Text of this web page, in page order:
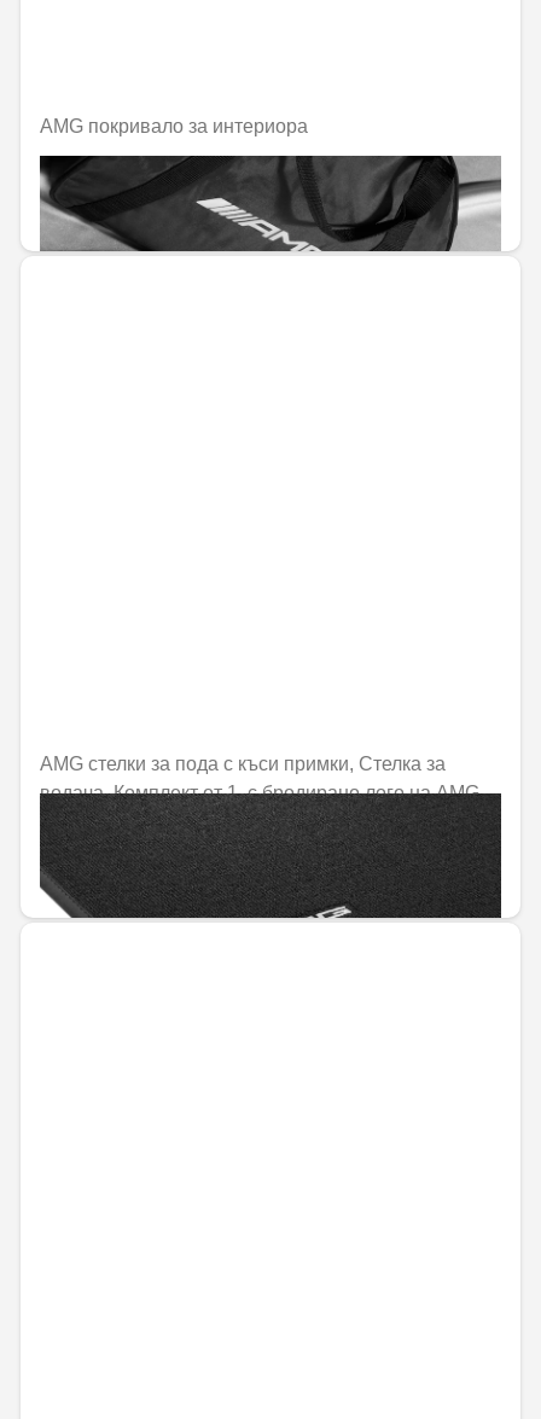
AMG покривало за интериора
Не е налично онлайн
576,82 € / 1128,15 лв.
AMG стелки за пода с къси примки, Стелка за
водача, Комплект от 1, с бродирано лого на AMG
Не е налично онлайн
74,62 € / 145,94 лв.